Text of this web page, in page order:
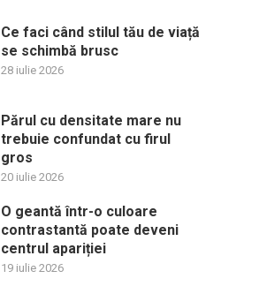
Ce faci când stilul tău de viață
se schimbă brusc
28 iulie 2026
Părul cu densitate mare nu
trebuie confundat cu firul
gros
20 iulie 2026
O geantă într-o culoare
contrastantă poate deveni
centrul apariției
19 iulie 2026